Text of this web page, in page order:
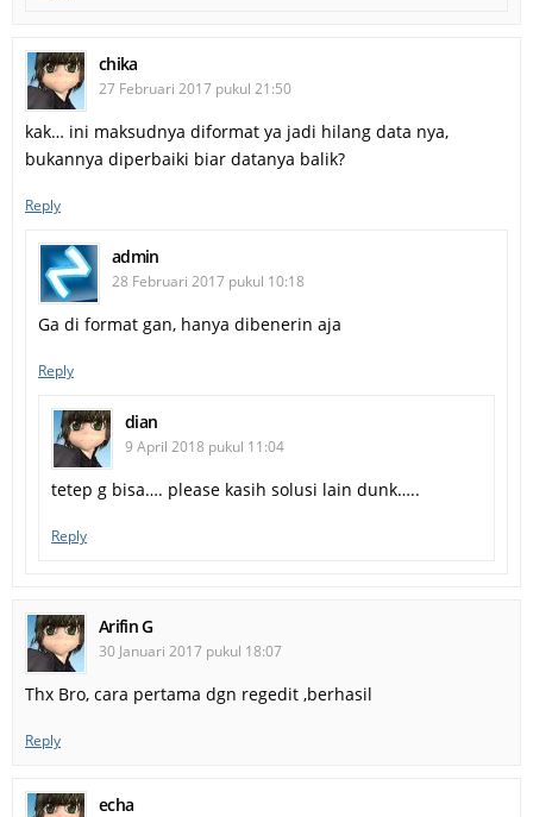
chika
27 Februari 2017 pukul 21:50
kak… ini maksudnya diformat ya jadi hilang data nya,
bukannya diperbaiki biar datanya balik?
Reply
admin
28 Februari 2017 pukul 10:18
Ga di format gan, hanya dibenerin aja
Reply
dian
9 April 2018 pukul 11:04
tetep g bisa…. please kasih solusi lain dunk…..
Reply
Arifin G
30 Januari 2017 pukul 18:07
Thx Bro, cara pertama dgn regedit ,berhasil
Reply
echa